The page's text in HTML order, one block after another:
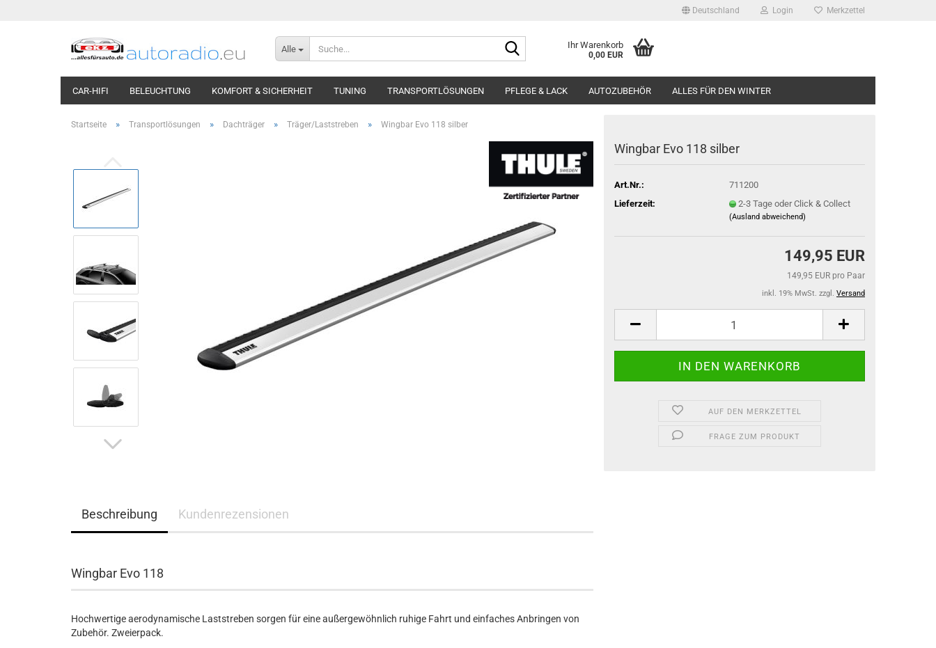
Deutschland Login Merkzettel
Alle Ihr Warenkorb
0,00 EUR
CAR-HIFI BELEUCHTUNG KOMFORT & SICHERHEIT TUNING TRANSPORTLÖSUNGEN PFLEGE & LACK AUTOZUBEHÖR ALLES FÜR DEN WINTER
Startseite » Transportlösungen » Dachträger » Träger/Laststreben » Wingbar Evo 118 silber
Wingbar Evo 118 silber
Art.Nr.:
711200
Lieferzeit:
2-3 Tage oder Click & Collect
(Ausland abweichend)
149,95 EUR
149,95 EUR pro Paar
inkl. 19% MwSt. zzgl. Versand
AUF DEN MERKZETTEL
FRAGE ZUM PRODUKT
Beschreibung Kundenrezensionen
Wingbar Evo 118
Hochwertige aerodynamische Laststreben sorgen für eine außergewöhnlich ruhige Fahrt und einfaches Anbringen von
Zubehör. Zweierpack.